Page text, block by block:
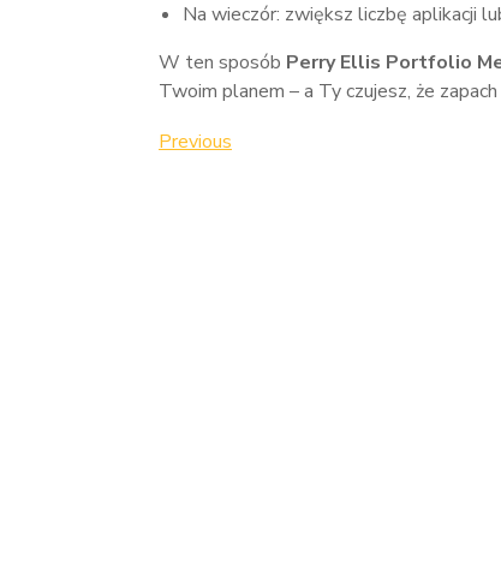
Na wieczór: zwiększ liczbę aplikacji
W ten sposób Perry Ellis Portfolio
Twoim planem – a Ty czujesz, że
Nawigacja
Previous
Previous